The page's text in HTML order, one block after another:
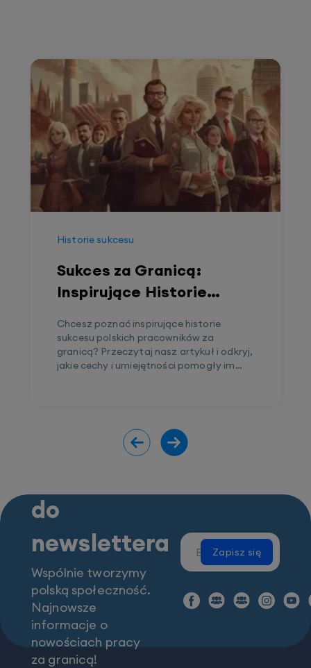
Historie sukcesu
Sukces za Granicą:
Inspirujące Historie
Chcesz poznać inspirujące historie
sukcesu polskich pracowników za
granicą? Przeczytaj nasz artykuł i odkryj,
jakie cechy i umiejętności pomogły im
do
newslettera
Wspólnie tworzymy
polską społeczność.
Najnowsze
informacje o
nowościach pracy
za granicą!
Zapisz się